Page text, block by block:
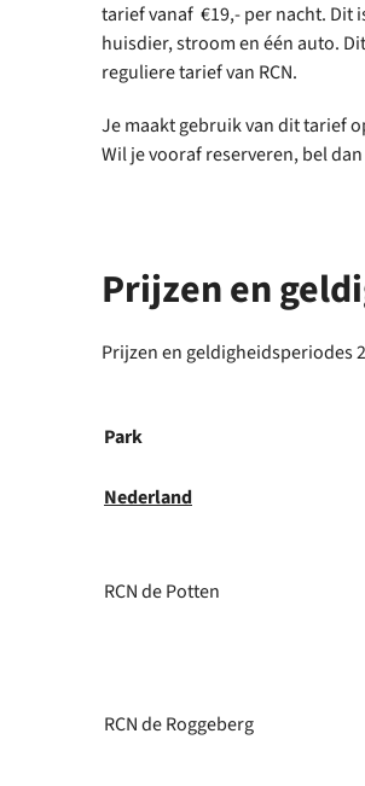
tarief vanaf €19,- per nacht. Dit
huisdier, stroom en één auto.
reguliere tarief van RCN.
Je maakt gebruik van dit tarief
Wil je vooraf reserveren, bel dan
Prijzen en
Prijzen en geldigheidsperiodes
Park
Nederland
RCN de Potten
RCN de Roggeberg